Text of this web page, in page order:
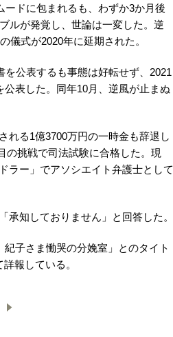
ドに包まれるも、わずか3か月後
ルが発覚し、世論は一変した。逆
儀式が2020年に延期された。
公表するも事態は好転せず、2021
表した。同年10月、逆風が止まぬ
れる1億3700万円の一時金も辞退し
の挑戦で司法試験に合格した。現
ラー」でアソシエイト弁護士として
知しておりません」と回答した。
子さま慟哭の分娩室」とのタイト
報している。